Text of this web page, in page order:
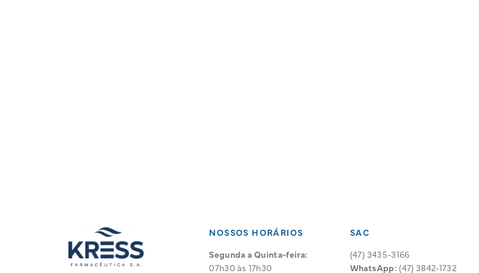
NOSSOS HORÁRIOS
Segunda a Quinta-feira:
07h30 às 17h30
SAC
(47) 3435-3166
WhatsApp: (47) 3842-1732